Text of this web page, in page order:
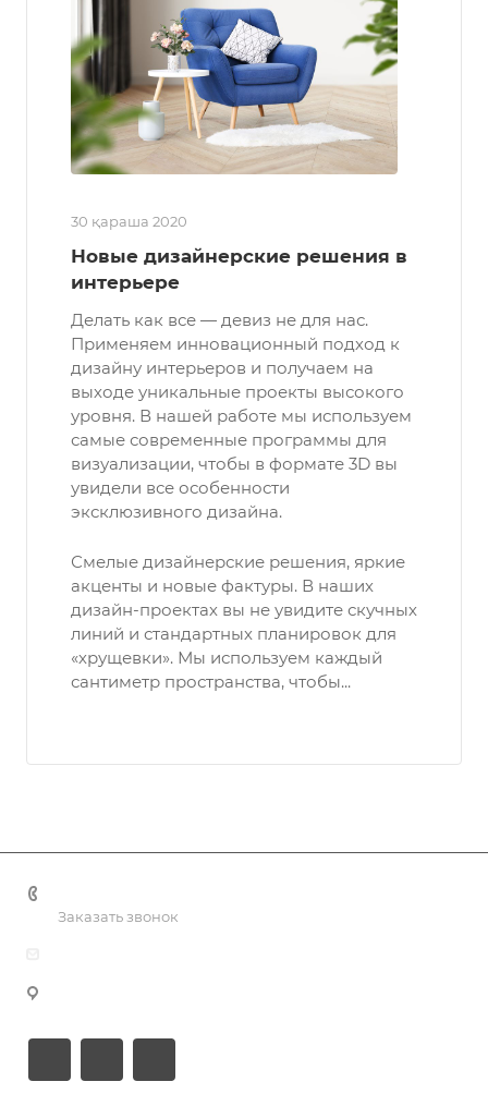
30 қараша 2020
Новые дизайнерские решения в
интерьере
Делать как все — девиз не для нас.
Применяем инновационный подход к
дизайну интерьеров и получаем на
выходе уникальные проекты высокого
уровня. В нашей работе мы используем
самые современные программы для
визуализации, чтобы в формате 3D вы
увидели все особенности
эксклюзивного дизайна.
Смелые дизайнерские решения, яркие
акценты и новые фактуры. В наших
дизайн-проектах вы не увидите скучных
линий и стандартных планировок для
«хрущевки». Мы используем каждый
сантиметр пространства, чтобы...
Заказать звонок